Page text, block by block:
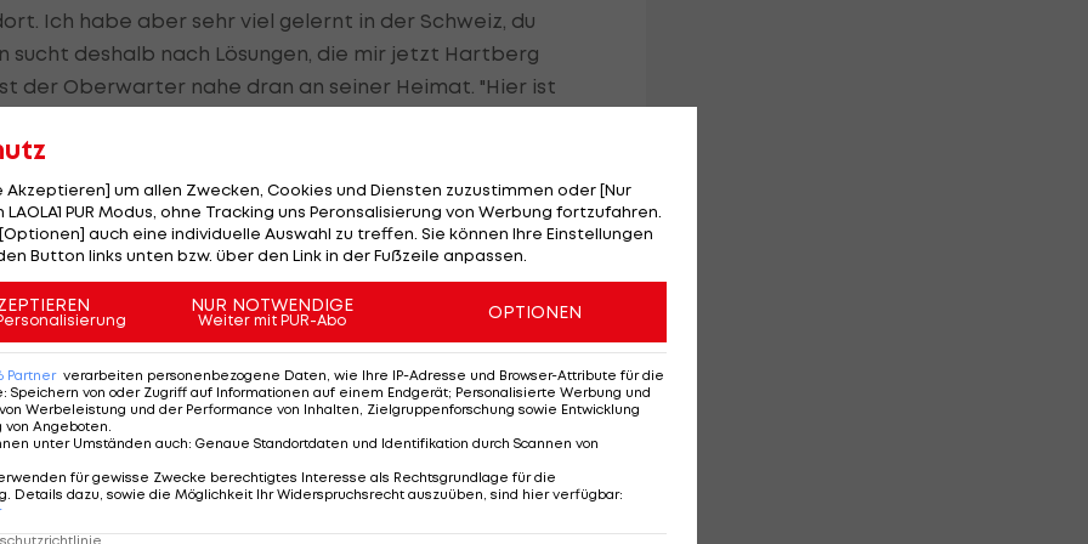
Ich habe aber sehr viel gelernt in der Schweiz, du
sucht deshalb nach Lösungen, die mir jetzt Hartberg
der Oberwarter nahe dran an seiner Heimat. "Hier ist
schon beim Punkt. Die Familie ist für mich sehr
helfen kann: "Ich bin sehr froh, dass es
ist. Ich will der Mannschaft helfen mit meiner
die ich bereits hatte als Spieler. Jetzt freue ich
Ich kenne einige Spieler von früher, mit denen
Korherr meint zum Transfer: "Patrick Farkas ist ein
Wurzeln hat. Da er zurück in die Heimat wollte,
kontaktiert. Er passt ideal zumTSV Hartberg.
Österreichischen Bundesliga, was für uns sehr
wir sind überzeugt, dass er uns defensiv, aber auch
Akzeptieren] um allen Zwecken, Cookies und Diensten zuzustimmen oder [Nur
PUR Modus, ohne Tracking uns Peronsalisierung von Werbung fortzufahren.
auch eine individuelle Auswahl zu treffen. Sie können Ihre Einstellungen
Button links unten bzw. über den Link in der Fußzeile anpassen.
NUR NOTWENDIGE
Weiter mit PUR-Abo OPTIONEN
Partner verarbeiten personenbezogene Daten, wie Ihre IP-Adresse und Browser-Attribute für die
: Speichern von oder Zugriff auf Informationen auf einem Endgerät; Personalisierte Werbung und
Werbeleistung und der Performance von Inhalten, Zielgruppenforschung sowie Entwicklung
von Angeboten
unter Umständen auch: Genaue Standortdaten und Identifikation durch Scannen von
für gewisse Zwecke berechtigtes Interesse als Rechtsgrundlage für die
Details dazu, sowie die Möglichkeit Ihr Widerspruchsrecht auszuüben, sind hier verfügbar: